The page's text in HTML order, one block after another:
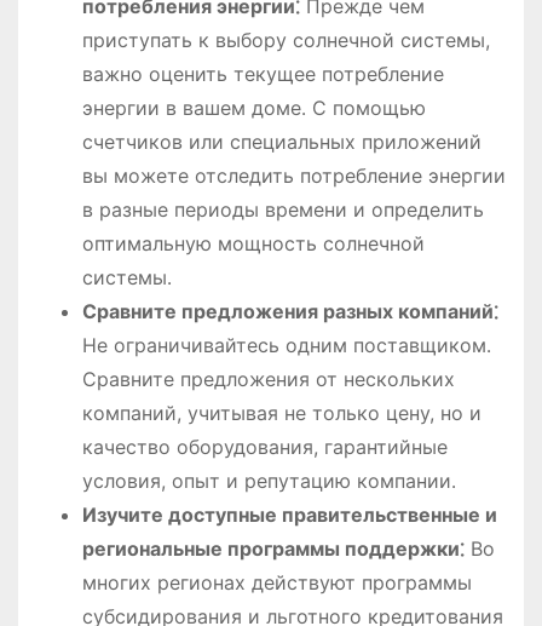
потребления энергии⁚Прежде чем
приступать к выбору солнечной системы,
важно оценить текущее потребление
энергии в вашем доме․ С помощью
счетчиков или специальных приложений
вы можете отследить потребление энергии
в разные периоды времени и определить
оптимальную мощность солнечной
системы․
Сравните предложения разных компаний⁚
Не ограничивайтесь одним поставщиком․
Сравните предложения от нескольких
компаний, учитывая не только цену, но и
качество оборудования, гарантийные
условия, опыт и репутацию компании․
Изучите доступные правительственные и
региональные программы поддержки⁚Во
многих регионах действуют программы
субсидирования и льготного кредитования